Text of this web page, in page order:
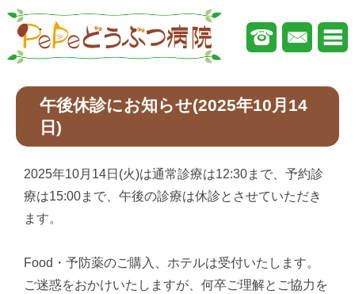
午後休診にお知らせ(2025年10月14
日)
2025年10月14日(火)は通常診療は12:30まで、予約診
療は15:00まで、午後の診療は休診とさせていただき
ます。
Food・予防薬のご購入、ホテルは受付いたします。
ご迷惑をおかけいたしますが、何卒ご理解とご協力を